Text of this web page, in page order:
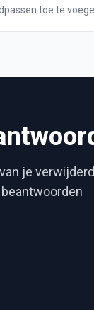
laadstation als een RFID-lezer om laadpassen toe te
je
beantwoorden